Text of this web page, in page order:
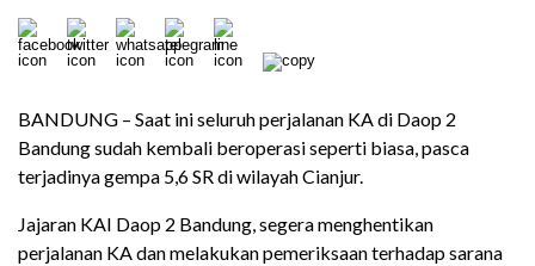
BANDUNG – Saat ini seluruh perjalanan KA di Daop 2
Bandung sudah kembali beroperasi seperti biasa, pasca
terjadinya gempa 5,6 SR di wilayah Cianjur.
Jajaran KAI Daop 2 Bandung, segera menghentikan
perjalanan KA dan melakukan pemeriksaan terhadap sarana